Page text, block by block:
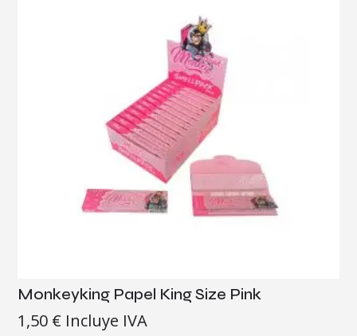
Monkeyking Papel King Size Pink
1,50 € Incluye IVA